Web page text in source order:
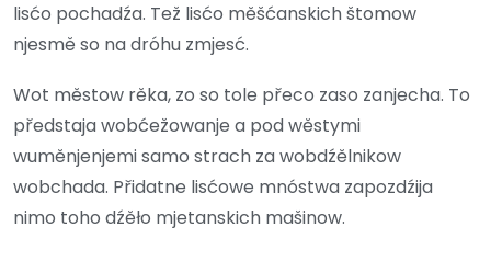
lisćo pochadźa. Tež lisćo měšćanskich štomow
njesmě so na dróhu zmjesć.
Wot městow rěka, zo so tole přeco zaso zanjecha. To
předstaja wobćežowanje a pod wěstymi
wuměnjenjemi samo strach za wobdźělnikow
wobchada. Přidatne lisćowe mnóstwa zapozdźija
nimo toho dźěło mjetanskich mašinow.